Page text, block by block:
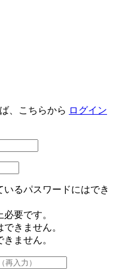
、こちらから ログイン
るパスワードにはでき
要です。
きません。
ません。